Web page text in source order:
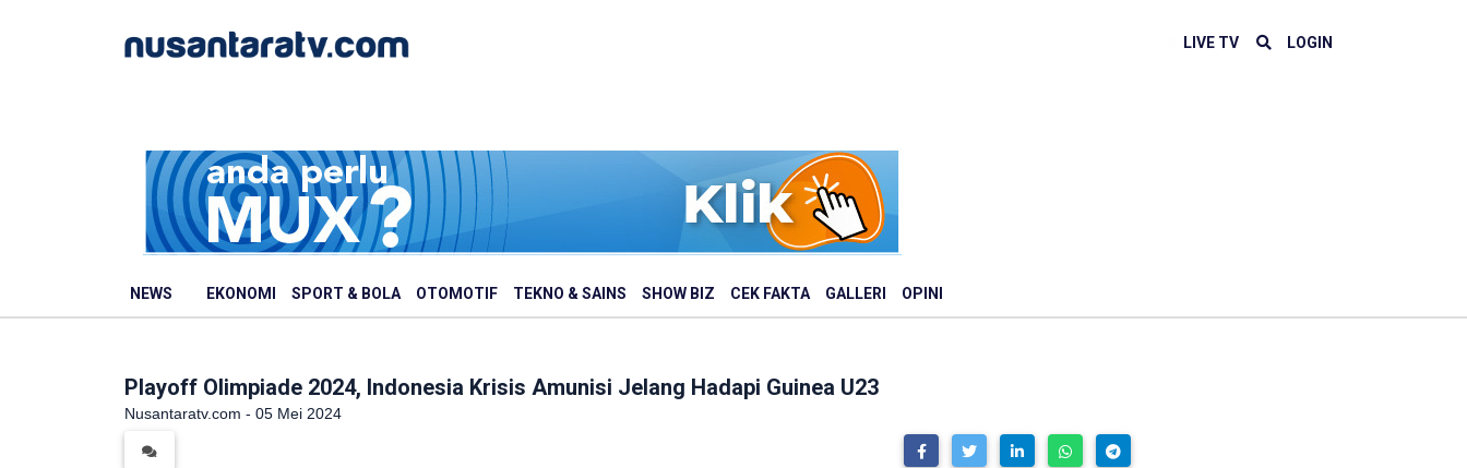
LIVE TV LOGIN
NEWS EKONOMI SPORT & BOLA OTOMOTIF TEKNO & SAINS SHOW BIZ CEK FAKTA GALLERI OPINI
Playoff Olimpiade 2024, Indonesia Krisis Amunisi Jelang Hadapi Guinea U23
Nusantaratv.com - 05 Mei 2024